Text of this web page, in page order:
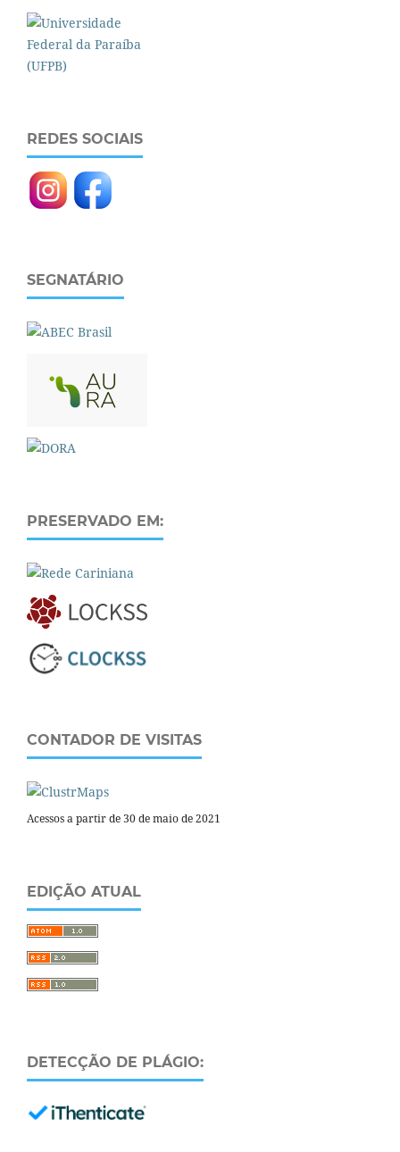
REDES SOCIAIS
SEGNATÁRIO
PRESERVADO EM:
CONTADOR DE VISITAS
Acessos a partir de 30 de maio de 2021
EDIÇÃO ATUAL
DETECÇÃO DE PLÁGIO: